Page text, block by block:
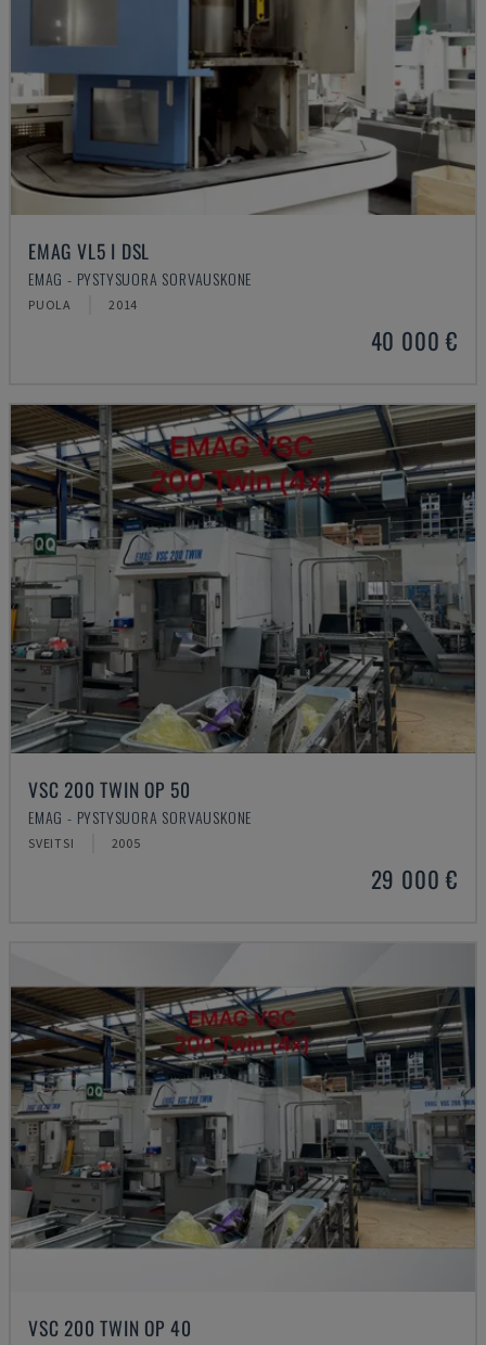
EMAG VL5 I DSL
EMAG - PYSTYSUORA SORVAUSKONE
PUOLA 2014
40 000 €
VSC 200 TWIN OP 50
EMAG - PYSTYSUORA SORVAUSKONE
SVEITSI 2005
29 000 €
VSC 200 TWIN OP 40